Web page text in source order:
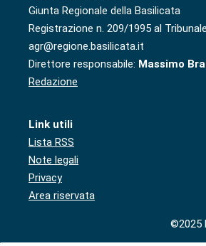
Giunta Regionale della Basilicata
Registrazione n. 209/1995 al
agr@regione.basilicata.it
Direttore responsabile: Massimo
Redazione
Link utili
Lista RSS
Note legali
Privacy
Area riservata
©2025